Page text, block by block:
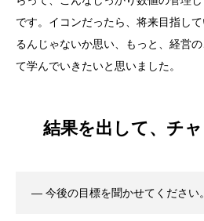
です。イコンだったら、将来目指し
るんじゃないか思い、もっと、経営
て学んでいきたいと思いました。
結果を出して、チャ
― 今後の目標を聞かせてください。